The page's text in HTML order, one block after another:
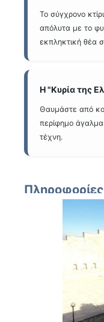
Το σύγχρονο
απόλυτα με το
εκπληκτική θέα
Η "Κυρία της
Θαυμάστε από
περίφημο άγαλμα
τέχνη.
Το Μουσείο Αρχαίας
χιλιόμετρα από το
γραφικά χωριά της
έναν " must-see"
Επίσημη